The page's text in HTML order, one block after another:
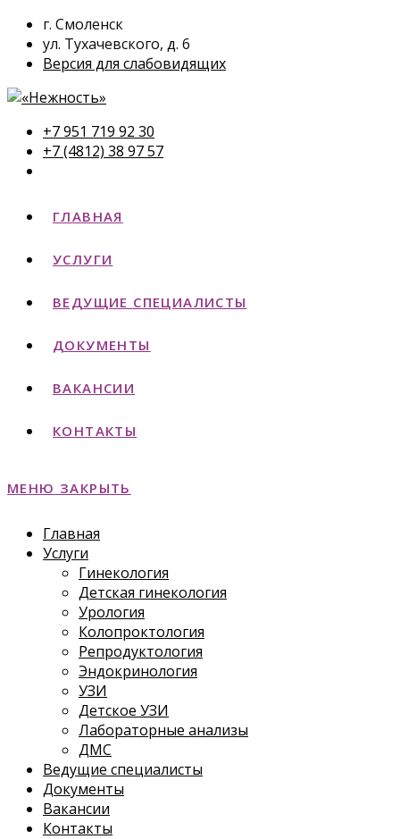
г. Смоленск
ул. Тухачевского, д. 6
Версия для слабовидящих
+7 951 719 92 30
+7 (4812) 38 97 57
ГЛАВНАЯ
УСЛУГИ
ВЕДУЩИЕ СПЕЦИАЛИСТЫ
ДОКУМЕНТЫ
ВАКАНСИИ
КОНТАКТЫ
МЕНЮ ЗАКРЫТЬ
Главная
Услуги
Гинекология
Детская гинекология
Урология
Колопроктология
Репродуктология
Эндокринология
УЗИ
Детское УЗИ
Лабораторные анализы
ДМС
Ведущие специалисты
Документы
Вакансии
Контакты